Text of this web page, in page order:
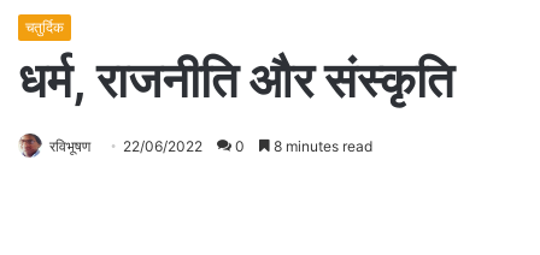
चतुर्दिक
धर्म, राजनीति और संस्कृति
रविभूषण 22/06/2022 0 8 minutes read